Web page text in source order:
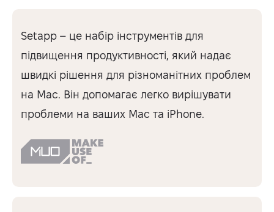
Setapp – це набір інструментів для
підвищення продуктивності, який надає
швидкі рішення для різноманітних проблем
на Mac. Він допомагає легко вирішувати
проблеми на ваших Mac та iPhone.